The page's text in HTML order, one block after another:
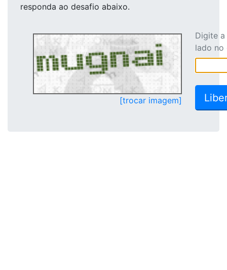
responda ao desafio abaixo.
[trocar imagem]
Digite
lado no